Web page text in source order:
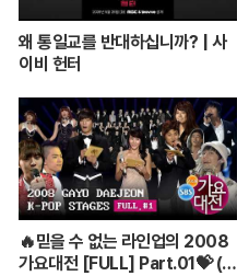
왜 통일교를 반대하십니까? | 사
이비 헌터
🔥믿을 수 없는 라인업의 2008
가요대전 [FULL] Part.01💝 (BI